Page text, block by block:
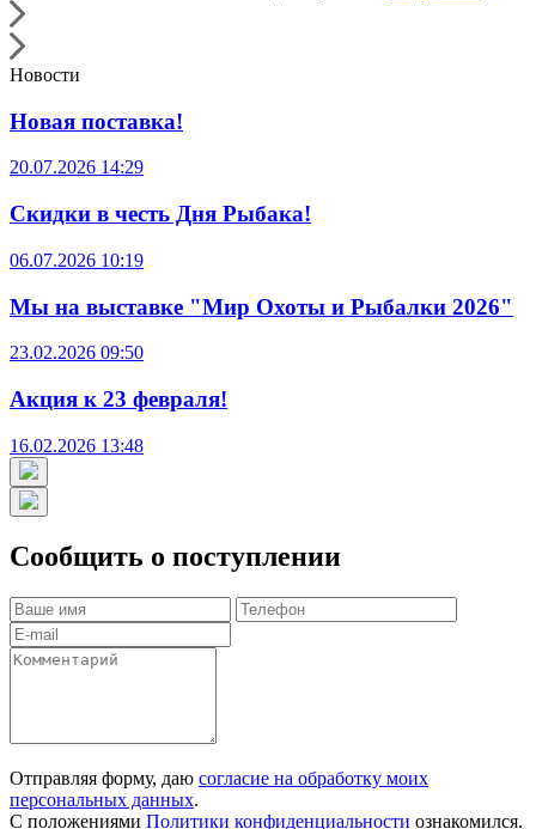
Новости
Новая поставка!
20.07.2026 14:29
Скидки в честь Дня Рыбака!
06.07.2026 10:19
Мы на выставке "Мир Охоты и Рыбалки 2026"
23.02.2026 09:50
Акция к 23 февраля!
16.02.2026 13:48
Сообщить о поступлении
Отправляя форму, даю согласие на обработку моих
персональных данных.
С положениями Политики конфиденциальности ознакомился.